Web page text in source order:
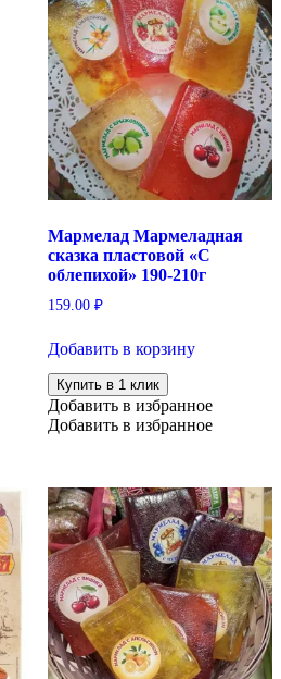
Мармелад Мармеладная
сказка пластовой «С
облепихой» 190-210г
159.00 ₽
Добавить в корзину
Купить в 1 клик
Добавить в избранное
Добавить в избранное